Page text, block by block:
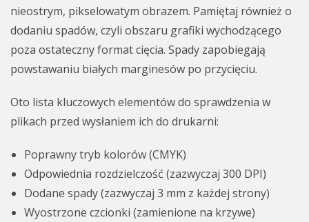
nieostrym, pikselowatym obrazem. Pamiętaj również o
dodaniu spadów, czyli obszaru grafiki wychodzącego
poza ostateczny format cięcia. Spady zapobiegają
powstawaniu białych marginesów po przycięciu.
Oto lista kluczowych elementów do sprawdzenia w
plikach przed wysłaniem ich do drukarni:
Poprawny tryb kolorów (CMYK)
Odpowiednia rozdzielczość (zazwyczaj 300 DPI)
Dodane spady (zazwyczaj 3 mm z każdej strony)
Wyostrzone czcionki (zamienione na krzywe)